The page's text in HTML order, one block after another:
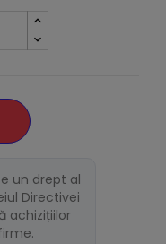
un drept al
Directivei
achizițiilor